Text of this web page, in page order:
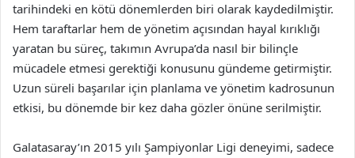
tarihindeki en kötü dönemlerden biri olarak kaydedilmiştir.
Hem taraftarlar hem de yönetim açısından hayal kırıklığı
yaratan bu süreç, takımın Avrupa’da nasıl bir bilinçle
mücadele etmesi gerektiği konusunu gündeme getirmiştir.
Uzun süreli başarılar için planlama ve yönetim kadrosunun
etkisi, bu dönemde bir kez daha gözler önüne serilmiştir.
Galatasaray’ın 2015 yılı Şampiyonlar Ligi deneyimi, sadece